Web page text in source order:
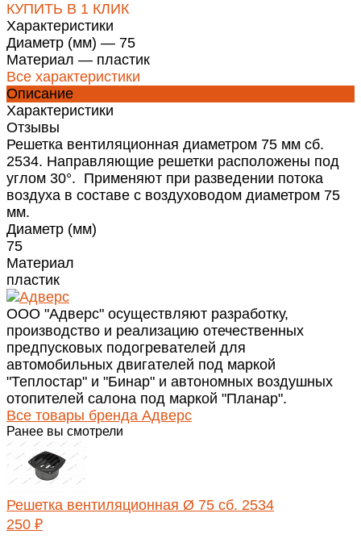
КУПИТЬ В 1 КЛИК
Характеристики
Диаметр (мм) — 75
Материал — пластик
Все характеристики
Описание
Характеристики
Отзывы
Решетка вентиляционная диаметром 75 мм сб.
2534. Направляющие решетки расположены под
углом 30°. Применяют при разведении потока
воздуха в составе с воздуховодом диаметром 75
мм.
Диаметр (мм)
75
Материал
пластик
ООО "Адверс" осуществляют разработку,
производство и реализацию отечественных
предпусковых подогревателей для
автомобильных двигателей под маркой
"Теплостар" и "Бинар" и автономных воздушных
отопителей салона под маркой "Планар".
Все товары бренда Адверс
Ранее вы смотрели
Решетка вентиляционная Ø 75 сб. 2534
250 ₽